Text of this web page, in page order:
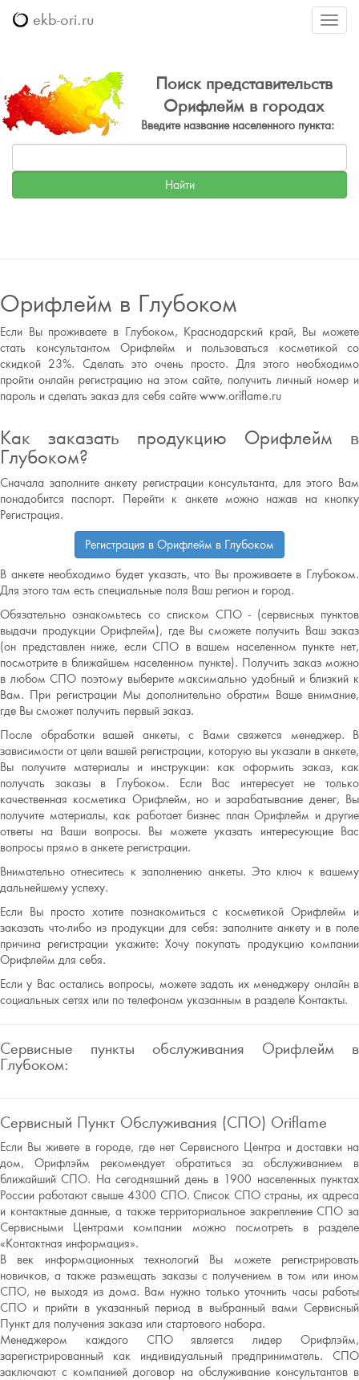
Меню
ekb-ori.ru
Поиск представительств
Орифлейм в городах
Введите название населенного пункта:
Орифлейм в Глубоком
Если Вы проживаете в Глубоком, Краснодарский край, Вы можете
стать консультантом Орифлейм и пользоваться косметикой со
скидкой 23%. Сделать это очень просто. Для этого необходимо
пройти онлайн регистрацию на этом сайте, получить личный номер и
пароль и сделать заказ для себя сайте www.oriflame.ru
Как заказать продукцию Орифлейм в
Глубоком?
Сначала заполните анкету регистрации консультанта, для этого Вам
понадобится паспорт. Перейти к анкете можно нажав на кнопку
Регистрация.
Регистрация в Орифлейм в Глубоком
В анкете необходимо будет указать, что Вы проживаете в Глубоком.
Для этого там есть специальные поля Ваш регион и город.
Обязательно ознакомьтесь со списком СПО - (сервисных пунктов
выдачи продукции Орифлейм), где Вы сможете получить Ваш заказ
(он представлен ниже, если СПО в вашем населенном пункте нет,
посмотрите в ближайшем населенном пункте). Получить заказ можно
в любом СПО поэтому выберите максимально удобный и близкий к
Вам. При регистрации Мы дополнительно обратим Ваше внимание,
где Вы сможет получить первый заказ.
После обработки вашей анкеты, с Вами свяжется менеджер. В
зависимости от цели вашей регистрации, которую вы указали в анкете,
Вы получите материалы и инструкции: как оформить заказ, как
получать заказы в Глубоком. Если Вас интересует не только
качественная косметика Орифлейм, но и зарабатывание денег, Вы
получите материалы, как работает бизнес план Орифлейм и другие
ответы на Ваши вопросы. Вы можете указать интересующие Вас
вопросы прямо в анкете регистрации.
Внимательно отнеситесь к заполнению анкеты. Это ключ к вашему
дальнейшему успеху.
Если Вы просто хотите познакомиться с косметикой Орифлейм и
заказать что-либо из продукции для себя: заполните анкету и в поле
причина регистрации укажите: Хочу покупать продукцию компании
Орифлейм для себя.
Если у Вас остались вопросы, можете задать их менеджеру онлайн в
социальных сетях или по телефонам указанным в разделе Контакты.
Сервисные пункты обслуживания Орифлейм в
Глубоком:
Сервисный Пункт Обслуживания (СПО) Oriflame
Если Вы живете в городе, где нет Сервисного Центра и доставки на
дом, Орифлэйм рекомендует обратиться за обслуживанием в
ближайший СПО. На сегодняшний день в 1900 населенных пунктах
России работают свыше 4300 СПО. Список СПО страны, их адреса
и контактные данные, а также территориальное закрепление СПО за
Сервисными Центрами компании можно посмотреть в разделе
«Контактная информация».
В век информационных технологий Вы можете регистрировать
новичков, а также размещать заказы с получением в том или ином
СПО, не выходя из дома. Вам нужно только уточнить часы работы
СПО и прийти в указанный период в выбранный вами Сервисный
Пункт для получения заказа или стартового набора.
Менеджером каждого СПО является лидер Орифлэйм,
зарегистрированный как индивидуальный предприниматель. СПО
заключают с компанией договор на обслуживание консультантов в